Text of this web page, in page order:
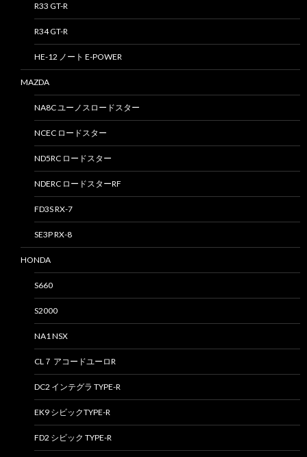
R33 GT-R
R34 GT-R
HE-12 ノート E-POWER
MAZDA
NA8C ユーノスロードスター
NCEC ロードスター
ND5RC ロードスター
NDERC ロードスターRF
FD3S RX-7
SE3P RX-8
HONDA
S660
S2000
NA1 NSX
CL７ アコードユーロR
DC2 インテグラ TYPE-R
EK9 シビックTYPE-R
FD2 シビック TYPE-R